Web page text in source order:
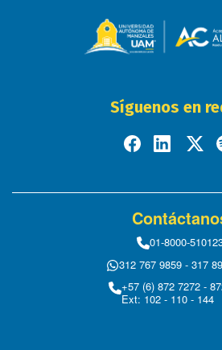
Síguenos en
01-8000-
312 767 9859 - 317
+57 (6) 872 7272 -
Ext: 102 - 110 - 144